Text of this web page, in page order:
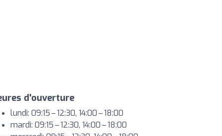
d'ouverture
lundi: 09:15 – 12:30, 14:00 – 18:00
mardi: 09:15 – 12:30, 14:00 – 18:00